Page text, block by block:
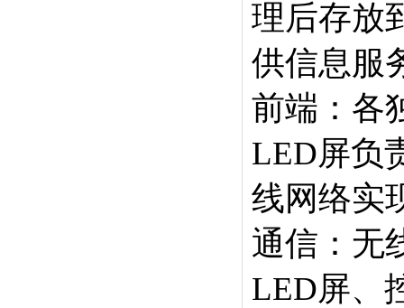
理后存放
供信息服
前端：各
LED屏负
线网络实
通信：无
LED屏、